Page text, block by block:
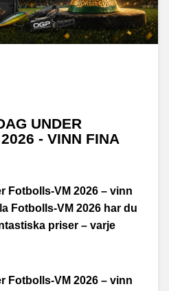
UNDER
- VINN FINA
Fotbolls-VM 2026 – vinn
Fotbolls-VM 2026 har du
priser – varje
Fotbolls-VM 2026 – vinn